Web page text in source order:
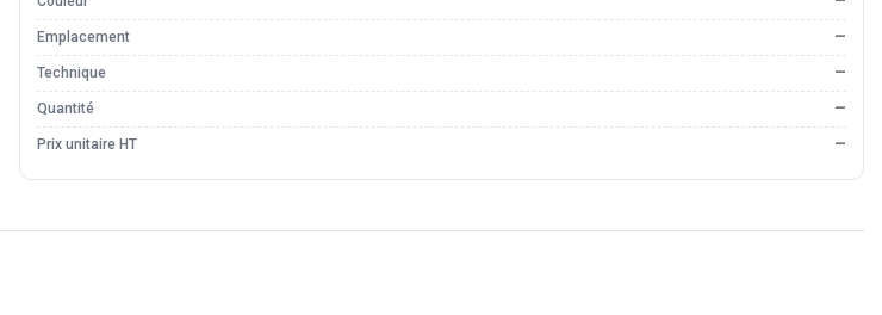
Emplacement —
Technique —
Quantité —
Prix unitaire HT —